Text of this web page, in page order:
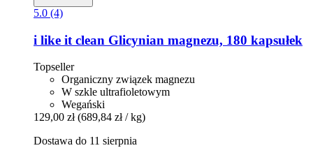
5.0 (4)
i like it clean Glicynian magnezu, 180 kapsułek
Topseller
Organiczny związek magnezu
W szkle ultrafioletowym
Wegański
129,00 zł (689,84 zł / kg)
Dostawa do 11 sierpnia